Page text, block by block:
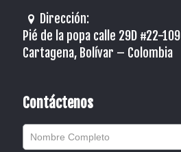
Dirección:
Pié de la popa calle 29D #22-109
Cartagena, Bolívar – Colombia
Contáctenos